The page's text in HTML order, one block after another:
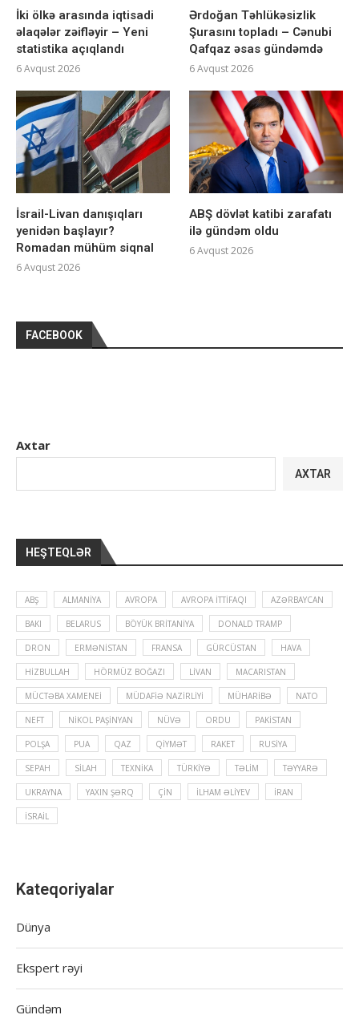
İki ölkə arasında iqtisadi
əlaqələr zəifləyir – Yeni
statistika açıqlandı
6 Avqust 2026
Ərdoğan Təhlükəsizlik
Şurasını topladı – Cənubi
Qafqaz əsas gündəmdə
6 Avqust 2026
İsrail-Livan danışıqları
yenidən başlayır?
Romadan mühüm siqnal
6 Avqust 2026
ABŞ dövlət katibi zarafatı
ilə gündəm oldu
6 Avqust 2026
FACEBOOK
Axtar
AXTAR
HEŞTEQLƏR
ABŞ ALMANIYA AVROPA AVROPA İTTIFAQI AZƏRBAYCAN
BAKI BELARUS BÖYÜK BRITANIYA DONALD TRAMP
DRON ERMƏNISTAN FRANSA GÜRCÜSTAN HAVA
HIZBULLAH HÖRMÜZ BOĞAZI LIVAN MACARISTAN
MÜCTƏBA XAMENEI MÜDAFIƏ NAZIRLIYI MÜHARIBƏ NATO
NEFT NIKOL PAŞINYAN NÜVƏ ORDU PAKISTAN
POLŞA PUA QAZ QIYMƏT RAKET RUSIYA
SEPAH SILAH TEXNIKA TÜRKIYƏ TƏLIM TƏYYARƏ
UKRAYNA YAXIN ŞƏRQ ÇIN İLHAM ƏLIYEV İRAN
İSRAIL
Kateqoriyalar
Dünya
Ekspert rəyi
Gündəm